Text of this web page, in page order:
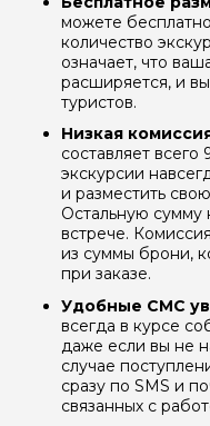
можете
количество
означает, что
расширяется, и
туристов.
Низкая
составляет
экскурсии
и разместить
Остальную сумму
встрече.
из суммы брони,
при заказе.
Удобные СМС
всегда в курсе
даже если вы не
случае
сразу по SMS и
связанных с